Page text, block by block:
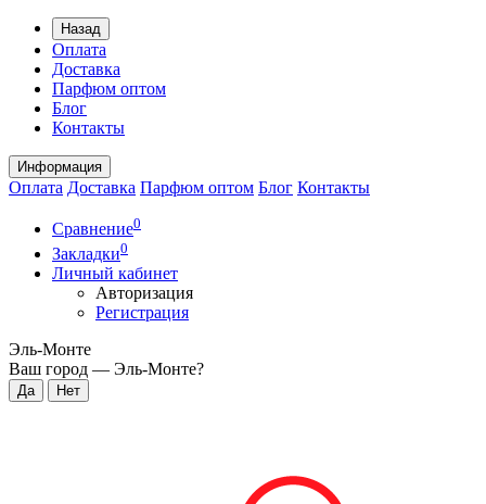
Назад
Оплата
Доставка
Парфюм оптом
Блог
Контакты
Информация
Оплата Доставка Парфюм оптом Блог Контакты
Сравнение0
Закладки0
Личный кабинет
Авторизация
Регистрация
Эль-Монте
Ваш город — Эль-Монте?